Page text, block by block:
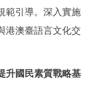
範引導。深入實施
港澳臺語言文化交
升國民素質戰略基